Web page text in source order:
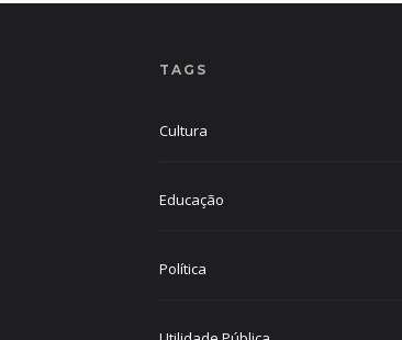
TAGS
Cultura
Educação
Política